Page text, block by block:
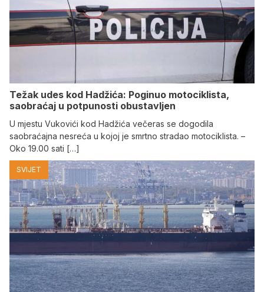
Težak udes kod Hadžića: Poginuo motociklista,
saobraćaj u potpunosti obustavljen
U mjestu Vukovići kod Hadžića večeras se dogodila
saobraćajna nesreća u kojoj je smrtno stradao motociklista. –
Oko 19.00 sati […]
SVIJET